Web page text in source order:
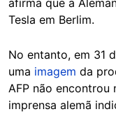
afirma que a
Tesla em Berlim.
No entanto, em 31
uma imagem da
AFP não encontrou
imprensa alemã